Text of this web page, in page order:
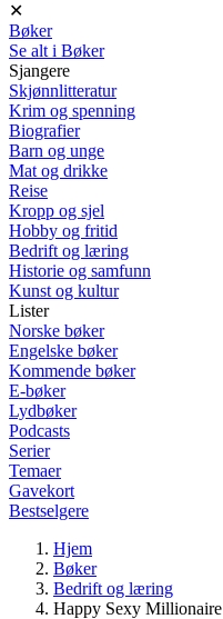
✕
Bøker
Se alt i Bøker
Sjangere
Skjønnlitteratur
Krim og spenning
Biografier
Barn og unge
Mat og drikke
Reise
Kropp og sjel
Hobby og fritid
Bedrift og læring
Historie og samfunn
Kunst og kultur
Lister
Norske bøker
Engelske bøker
Kommende bøker
E-bøker
Lydbøker
Podcasts
Serier
Temaer
Gavekort
Bestselgere
Hjem
Bøker
Bedrift og læring
Happy Sexy Millionaire